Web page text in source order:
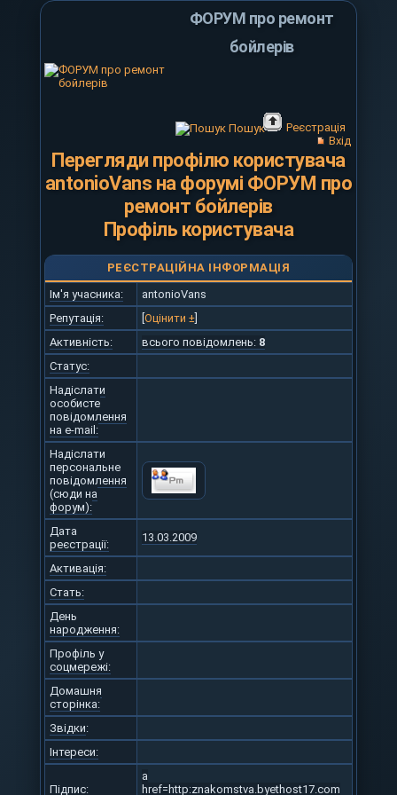
ФОРУМ про ремонт
бойлерів
Пошук
Реєстрація
Вхід
Перегляди профілю користувача
antonioVans на форумі ФОРУМ про
ремонт бойлерів
Профіль користувача
РЕЄСТРАЦІЙНА ІНФОРМАЦІЯ
Ім'я учасника:
antonioVans
Репутація:
Оцінити ±]
Активність:
всього повідомлень: 8
Статус:
Надіслати
особисте
повідомлення
на e-mail:
Надіслати
персональне
повідомлення
(сюди на
форум):
Дата
реєстрації:
13.03.2009
Активація:
Стать:
День
народження:
Профіль у
соцмережі:
Домашня
сторінка:
Звідки:
Інтереси:
Підпис:
a
href=http:znakomstva.byethost17.com